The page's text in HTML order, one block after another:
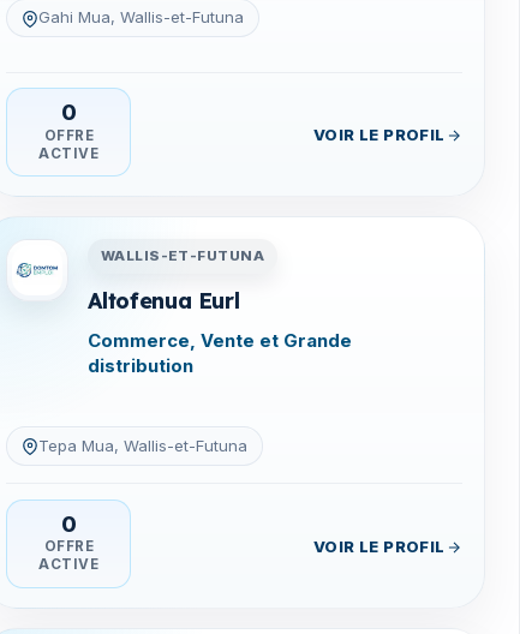
Gahi Mua, Wallis-et-Futuna
0
OFFRE
ACTIVE
VOIR LE PROFIL
WALLIS-ET-FUTUNA
Altofenua Eurl
Commerce, Vente et Grande
distribution
Tepa Mua, Wallis-et-Futuna
0
OFFRE
ACTIVE
VOIR LE PROFIL